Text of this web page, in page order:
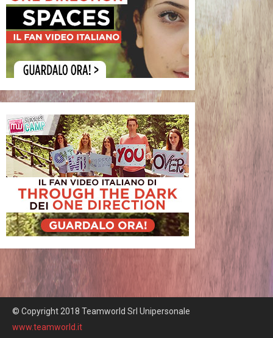
© Copyright 2018 Teamworld Srl Unipersonale
www.teamworld.it